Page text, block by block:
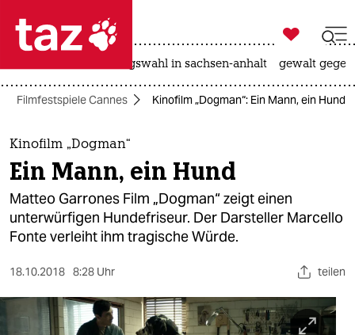
 taz zahl ich
taz zahl ich
themen
politik
öko
sport

taz zahl ich
landtagswahl in sachsen-anhalt gewalt
Filmfestspiele Cannes Kinofilm „Dogman“: Ein Mann, ein Hund
Kinofilm „Dogman“
Ein Mann, ein Hund
Matteo Garrones Film „Dogman“ zeigt einen
unterwürfigen Hundefriseur. Der Darsteller Marcello
Fonte verleiht ihm tragische Würde.
18.10.2018 8:28 Uhr teilen